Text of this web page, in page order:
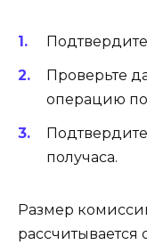
Проверьте
операцию по
получаса.
Размер